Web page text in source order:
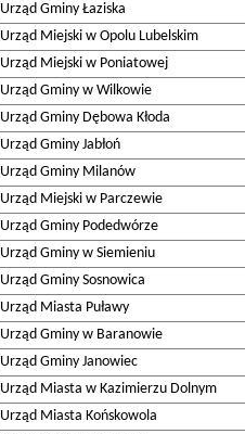
Urząd Gminy Łaziska
Urząd Miejski w Opolu Lubelskim
Urząd Miejski w Poniatowej
Urząd Gminy w Wilkowie
Urząd Gminy Dębowa Kłoda
Urząd Gminy Jabłoń
Urząd Gminy Milanów
Urząd Miejski w Parczewie
Urząd Gminy Podedwórze
Urząd Gminy w Siemieniu
Urząd Gminy Sosnowica
Urząd Miasta Puławy
Urząd Gminy w Baranowie
Urząd Gminy Janowiec
Urząd Miasta w Kazimierzu Dolnym
Urząd Miasta Końskowola